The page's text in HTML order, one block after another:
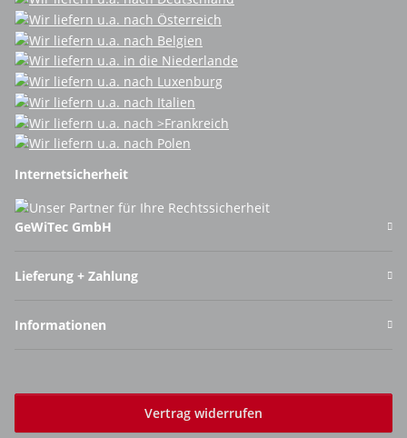
Internetsicherheit
GeWiTec GmbH
Lieferung + Zahlung
Informationen
Vertrag widerrufen